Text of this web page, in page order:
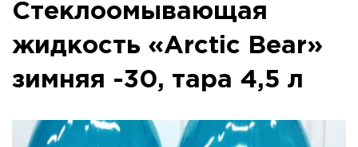
Стеклоомывающая
жидкость «Arctic Bear»
зимняя -30, тара 4,5 л